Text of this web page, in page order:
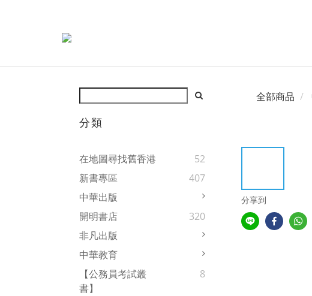
分類
在地圖尋找舊香港
52
新書專區
407
中華出版
開明書店
320
非凡出版
中華教育
【公務員考試叢
書】
8
全部商品
分享到